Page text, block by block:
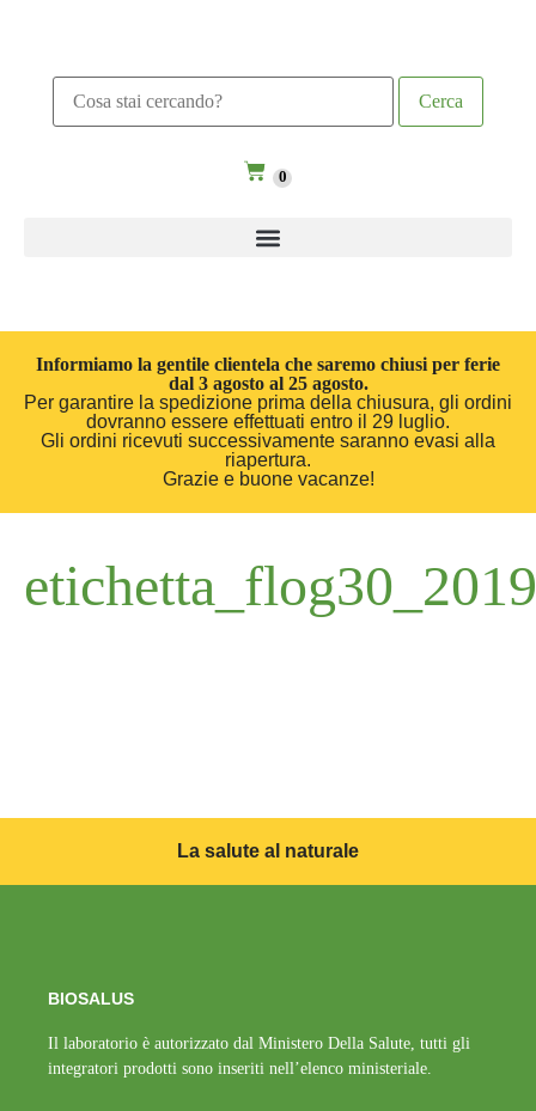
0
Informiamo la gentile clientela che saremo chiusi per ferie
dal 3 agosto al 25 agosto.
Per garantire la spedizione prima della chiusura, gli ordini
dovranno essere effettuati entro il 29 luglio.
Gli ordini ricevuti successivamente saranno evasi alla
riapertura.
Grazie e buone vacanze!
La salute al naturale
BIOSALUS
Il laboratorio è autorizzato dal Ministero Della Salute, tutti gli
integratori prodotti sono inseriti nell’elenco ministeriale.